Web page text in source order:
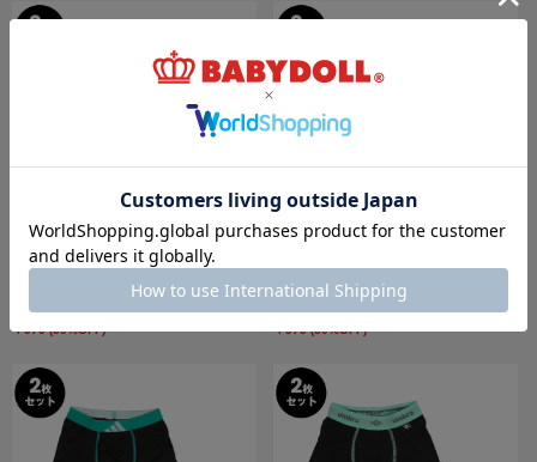
8/6～50%OFF SALE adidas ボクサーパンツ
￥979 (50%OFF)
8/6～50%OFF SALE adidas ボクサーパンツ
￥979 (50%OFF)